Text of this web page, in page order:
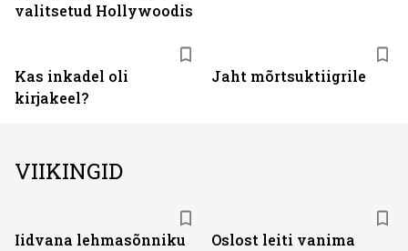
valitsetud Hollywoodis
Kas inkadel oli
kirjakeel?
Jaht mõrtsuktiigrile
VIIKINGID
Iidvana lehmasõnniku
Oslost leiti vanima